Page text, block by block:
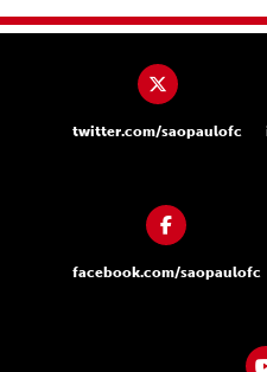
twitter.com/saopaulofc
facebook.com/saopaulofc